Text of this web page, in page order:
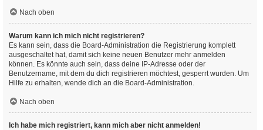
Nach oben
Warum kann ich mich nicht registrieren?
Es kann sein, dass die Board-Administration die Registrierung komplett
ausgeschaltet hat, damit sich keine neuen Benutzer mehr anmelden
können. Es könnte auch sein, dass deine IP-Adresse oder der
Benutzername, mit dem du dich registrieren möchtest, gesperrt wurden. Um
Hilfe zu erhalten, wende dich an die Board-Administration.
Nach oben
Ich habe mich registriert, kann mich aber nicht anmelden!